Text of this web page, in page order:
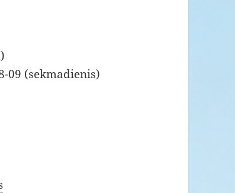
09 (sekmadienis)